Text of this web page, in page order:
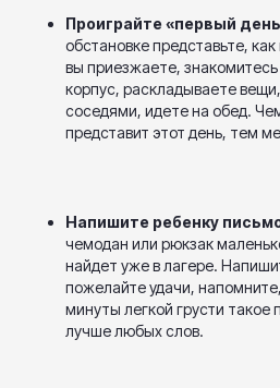
Проиграйте «первый
обстановке представьте,
вы приезжаете,
корпус, раскладываете
соседями, идете на обед.
представит этот день, тем
Напишите ребенку
чемодан или рюкзак
найдет уже в лагере.
пожелайте удачи,
минуты легкой грусти такое
лучше любых слов.